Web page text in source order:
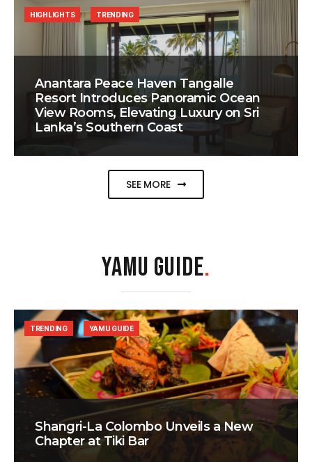
Anantara Peace Haven Tangalle
Resort Introduces Panoramic Ocean
View Rooms, Elevating Luxury on Sri
Lanka’s Southern Coast
HIGHLIGHTS TRENDING
SEE MORE
YAMU GUIDE.
Shangri-La Colombo Unveils a New
Chapter at Tiki Bar
TRENDING YAMU GUIDE